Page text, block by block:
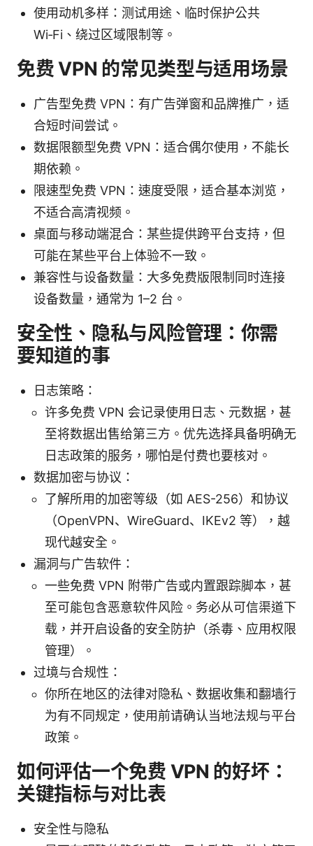
使用动机多样：测试用途、临时保护公共
Wi‑Fi、绕过区域限制等。
免费 VPN 的常见类型与适用场景
广告型免费 VPN：有广告弹窗和品牌推广，适
合短时间尝试。
数据限额型免费 VPN：适合偶尔使用，不能长
期依赖。
限速型免费 VPN：速度受限，适合基本浏览，
不适合高清视频。
桌面与移动端混合：某些提供跨平台支持，但
可能在某些平台上体验不一致。
兼容性与设备数量：大多免费版限制同时连接
设备数量，通常为 1–2 台。
安全性、隐私与风险管理：你需
要知道的事
日志策略：
许多免费 VPN 会记录使用日志、元数据，甚
至将数据出售给第三方。优先选择具备明确无
日志政策的服务，哪怕是付费也要核对。
数据加密与协议：
了解所用的加密等级（如 AES-256）和协议
（OpenVPN、WireGuard、IKEv2 等），越
现代越安全。
漏洞与广告软件：
一些免费 VPN 附带广告或内置跟踪脚本，甚
至可能包含恶意软件风险。务必从可信渠道下
载，并开启设备的安全防护（杀毒、应用权限
管理）。
过境与合规性：
你所在地区的法律对隐私、数据收集和翻墙行
为有不同规定，使用前请确认当地法规与平台
政策。
如何评估一个免费 VPN 的好坏：
关键指标与对比表
安全性与隐私